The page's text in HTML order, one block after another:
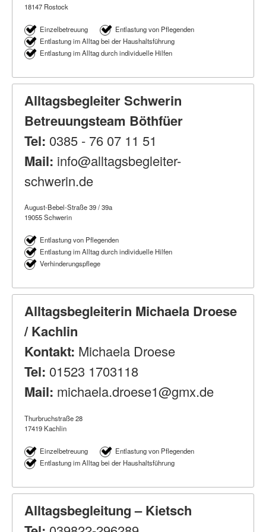
18147 Rostock
Einzelbetreuung
Entlastung von Pflegenden
Entlastung im Alltag bei der Haushaltsführung
Entlastung im Alltag durch individuelle Hilfen
Alltagsbegleiter Schwerin
Betreuungsteam Böthfüer
Tel: 0385 - 76 07 11 51
Mail: info@alltagsbegleiter-
schwerin.de
August-Bebel-Straße 39 / 39a
19055 Schwerin
Entlastung von Pflegenden
Entlastung im Alltag durch individuelle Hilfen
Verhinderungspflege
Alltagsbegleiterin Michaela Droese
/ Kachlin
Kontakt: Michaela Droese
Tel: 01523 1703118
Mail: michaela.droese1@gmx.de
Thurbruchstraße 28
17419 Kachlin
Einzelbetreuung
Entlastung von Pflegenden
Entlastung im Alltag bei der Haushaltsführung
Alltagsbegleitung – Kietsch